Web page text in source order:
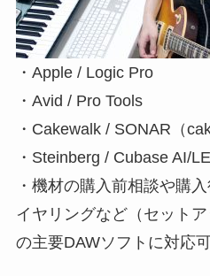
・Apple / Logic Pro
・Avid / Pro Tools
・Cakewalk / SONAR（
・Steinberg / Cubase AI/LE
・機材の購入前相談や購
イヤリングなど（セット
の主要DAWソフトに対応可